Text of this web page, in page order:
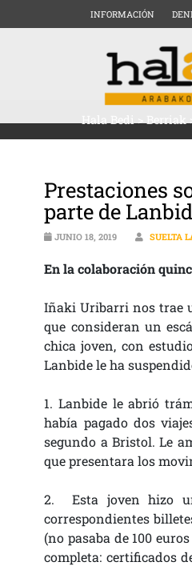
INFORMACIÓN
Hala Bedi>Berriak
Prestaciones
parte de
JUNIO 18, 2019 SUELTA
En la colaboración
Iñaki Uribarri nos trae
que consideran un
chica joven, con
Lanbide le ha
1. Lanbide le abrió
había pagado dos
segundo a Bristol. Le
que presentara los
2. Esta joven hizo
correspondientes
(no pasaba de 100
completa: certificados